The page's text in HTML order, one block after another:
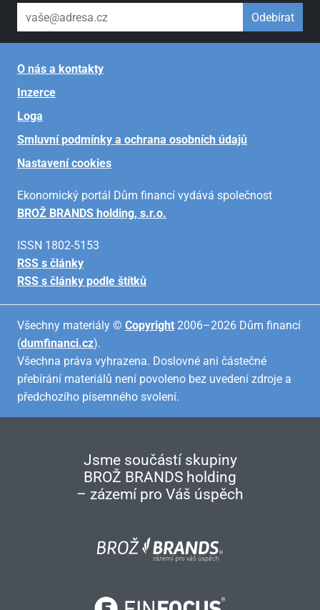
váš email Odebírat
O nás a kontakty
Inzerce
Loga
Smluvní podmínky a ochrana osobních údajů
Nastavení cookies
Ekonomický portál Dům financí vydává společnost
BROŽ BRANDS holding, s.r.o.
ISSN 1802-5153
RSS s články
RSS s články podle štítků
Všechny materiály © Copyright 2006–2026 Dům financí
(dumfinanci.cz).
Všechna práva vyhrazena. Doslovné ani částečné
přebírání materiálů není povoleno bez uvedení zdroje a
předchozího písemného svolení.
Jsme součástí skupiny
BROŽ BRANDS holding
– zázemí pro Váš úspěch